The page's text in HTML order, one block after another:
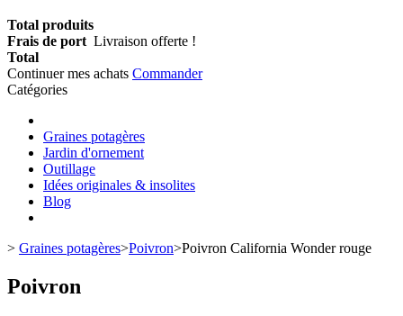
Total produits
Frais de port Livraison offerte !
Total
Continuer mes achats Commander
Catégories
Graines potagères
Jardin d'ornement
Outillage
Idées originales & insolites
Blog
> Graines potagères>Poivron>Poivron California Wonder rouge
Poivron